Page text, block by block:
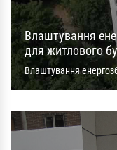
Влаштування
для житлового
Влаштування